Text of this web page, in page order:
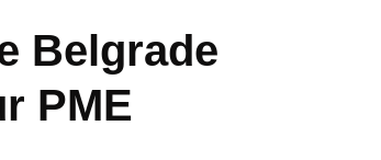
Belgrade
PME